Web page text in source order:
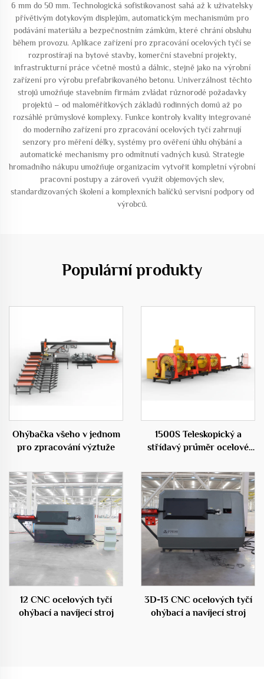
6 mm do 50 mm. Technologická sofistikovanost sahá až k uživatelsky
přívětivým dotykovým displejům, automatickým mechanismům pro
podávání materiálu a bezpečnostním zámkům, které chrání obsluhu
během provozu. Aplikace zařízení pro zpracování ocelových tyčí se
rozprostírají na bytové stavby, komerční stavební projekty,
infrastrukturní práce včetně mostů a dálnic, stejně jako na výrobní
zařízení pro výrobu prefabrikovaného betonu. Univerzálnost těchto
strojů umožňuje stavebním firmám zvládat různorodé požadavky
projektů – od maloměřítkových základů rodinných domů až po
rozsáhlé průmyslové komplexy. Funkce kontroly kvality integrované
do moderního zařízení pro zpracování ocelových tyčí zahrnují
senzory pro měření délky, systémy pro ověření úhlu ohýbání a
automatické mechanismy pro odmítnutí vadných kusů. Strategie
hromadního nákupu umožňuje organizacím vytvořit kompletní výrobní
pracovní postupy a zároveň využít objemových slev,
standardizovaných školení a komplexních balíčků servisní podpory od
výrobců.
Populární produkty
Ohýbačka všeho v jednom
pro zpracování výztuže
1500S Teleskopický a
střídavý průměr ocelové
stroj
12 CNC ocelových tyčí
ohýbací a navíjecí stroj
3D-13 CNC ocelových tyčí
ohýbací a navíjecí stroj